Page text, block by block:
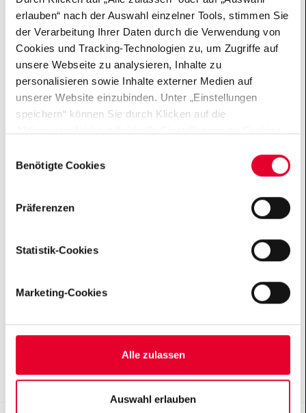
erlauben“ nach der Auswahl einzelner Tools, stimmen Sie
der Verarbeitung Ihrer Daten durch die Verwendung von
Cookies und Tracking-Technologien zu, um Zugriffe auf
unsere Webseite zu analysieren, Inhalte zu
personalisieren sowie Inhalte externer Medien auf
unserer Website einzubinden. Unter „Einstellungen
speichern“ können Sie durch Klicken auf die
untersagen oder keine Einwilligung erteilen. Sie können
die erteilte Einwilligung auch später jederzeit über das
Cookie Board widerrufen. Der Einsatz von „Benötigten
Cookies“ ist für die Funktionalität der Website technisch
in unseren Datenschutzhinweisen
Benötigte Cookies
Präferenzen
Statistik-Cookies
Marketing-Cookies
Alle zulassen
Auswahl erlauben
2030 als Ort des Dialogs und der internationalen
Stadtgesellschaft weiterzuentwickeln.